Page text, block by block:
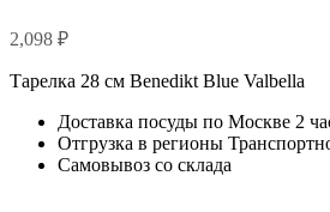
2,098 ₽
Тарелка 28 см Benedikt Blue Valbella
Доставка посуды по Москве 2
Отгрузка в регионы
Самовывоз со склада